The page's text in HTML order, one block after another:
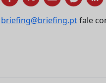
briefing@briefing.ptfale